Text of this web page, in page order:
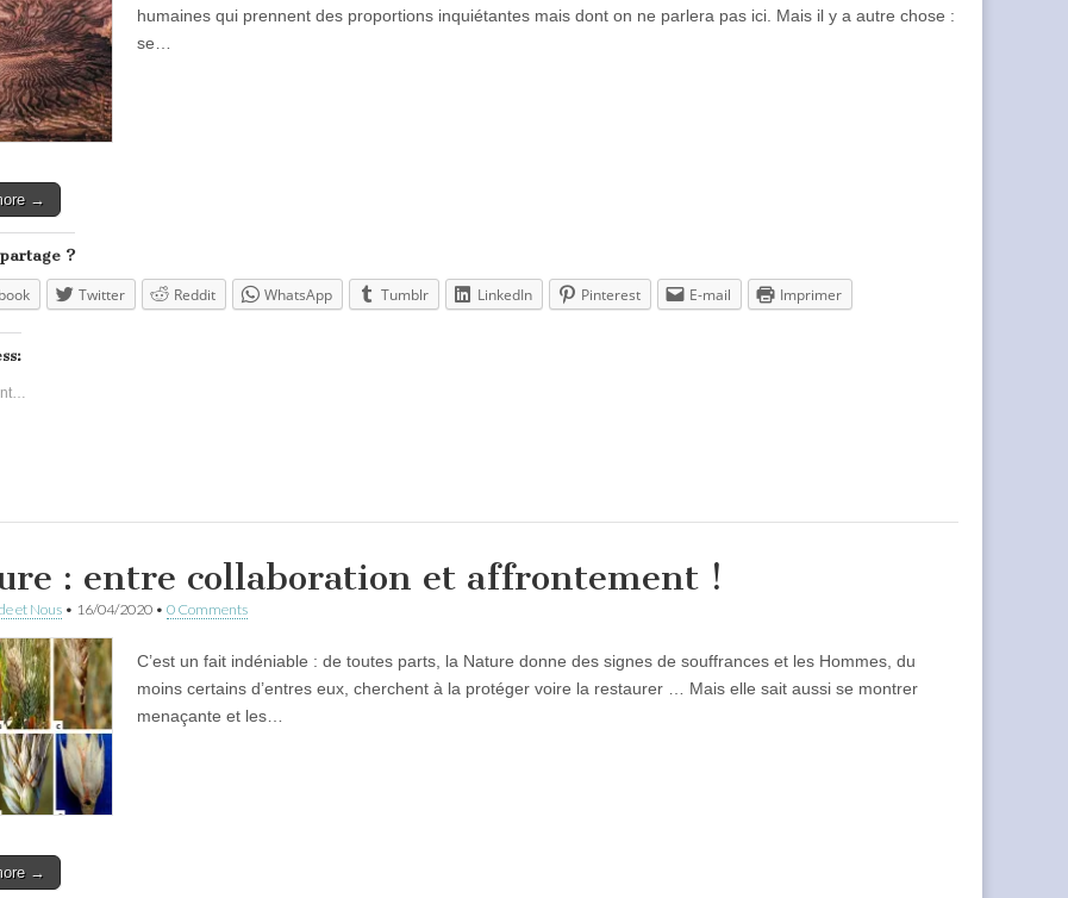
humaines qui prennent des proportions inquiétantes mais dont on ne parlera pas ici. Mais il y a autre chose :
se…
→
?
Twitter Reddit WhatsApp Tumblr LinkedIn Pinterest E-mail Imprimer
: entre collaboration et affrontement !
et Nous • 16/04/2020 • 0 Comments
C’est un fait indéniable : de toutes parts, la Nature donne des signes de souffrances et les Hommes, du
moins certains d’entres eux, cherchent à la protéger voire la restaurer … Mais elle sait aussi se montrer
menaçante et les…
→